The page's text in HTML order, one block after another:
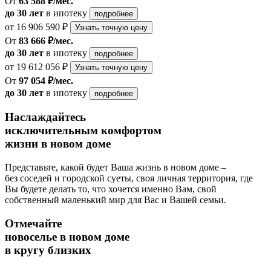
до 30 лет в ипотеку подробнее
от 16 906 590 ₽ Узнать точную цену
От 83 666 ₽/мес.
до 30 лет в ипотеку подробнее
от 19 612 056 ₽ Узнать точную цену
От 97 054 ₽/мес.
до 30 лет в ипотеку подробнее
Наслаждайтесь
исключительным комфортом
жизни в новом доме
Представьте, какой будет Ваша жизнь в новом доме –
без соседей и городской суеты, своя личная территория, где
Вы будете делать то, что хочется именно Вам, свой
собственный маленький мир для Вас и Вашей семьи.
Отмечайте
новоселье в новом доме
в кругу близких